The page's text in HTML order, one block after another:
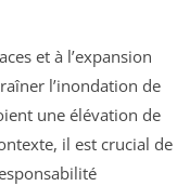
et à l’expansion
l’inondation de
une élévation de
il est crucial de